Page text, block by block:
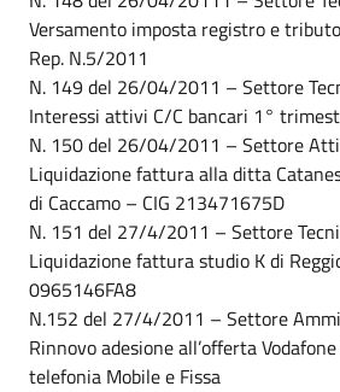
Versamento imposta registro e
Rep. N.5/2011
N. 149 del 26/04/2011 – Settore
Interessi attivi C/C bancari 1°
N. 150 del 26/04/2011 – Settore
Liquidazione fattura alla ditta
di Caccamo – CIG 213471675D
N. 151 del 27/4/2011 – Settore
Liquidazione fattura studio K di
0965146FA8
N.152 del 27/4/2011 – Settore
Rinnovo adesione all’offerta
telefonia Mobile e Fissa